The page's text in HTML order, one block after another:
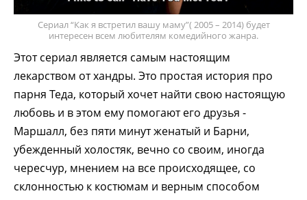
Сериал “Как я встретил вашу маму”( 2005 – 2014) будет
интересен всем любителям комедийного жанра.
Этот сериал является самым настоящим
лекарством от хандры. Это простая история про
парня Теда, который хочет найти свою настоящую
любовь и в этом ему помогают его друзья -
Маршалл, без пяти минут женатый и Барни,
убежденный холостяк, вечно со своим, иногда
чересчур, мнением на все происходящее, со
склонностью к костюмам и верным способом